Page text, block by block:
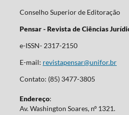
Conselho Superior de Editoração
Pensar - Revista de Ciências
e-ISSN- 2317-2150
E-mail: revistapensar@unifor.br
Contato: (85) 3477-3805
Endereço:
Av. Washington Soares, nº 1321.